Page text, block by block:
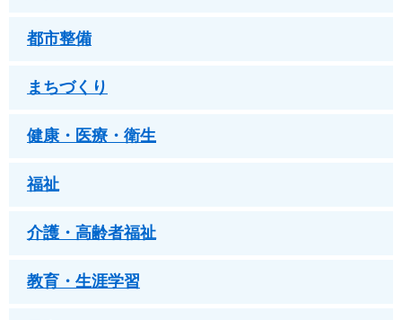
都市整備
まちづくり
健康・医療・衛生
福祉
介護・高齢者福祉
教育・生涯学習